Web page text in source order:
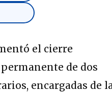
el cierre
de dos
encargadas de